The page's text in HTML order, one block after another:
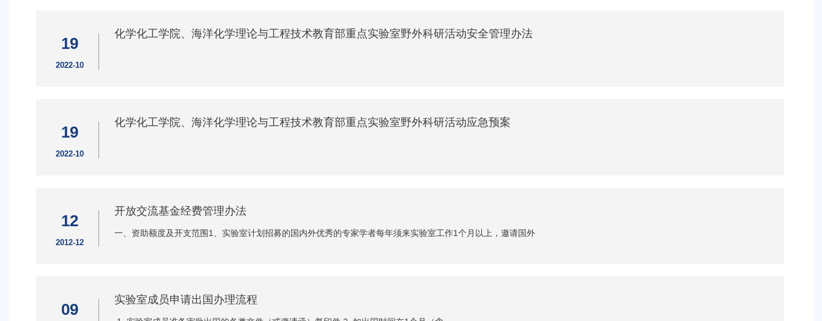
19
2022-10
化学化工学院、海洋化学理论与工程技术教育部重点实验室野外科研活动安全管理办法
19
2022-10
化学化工学院、海洋化学理论与工程技术教育部重点实验室野外科研活动应急预案
12
2012-12
开放交流基金经费管理办法
一、资助额度及开支范围1、实验室计划招募的国内外优秀的专家学者每年须来实验室工作1个月以上，邀请国外
09
实验室成员申请出国办理流程